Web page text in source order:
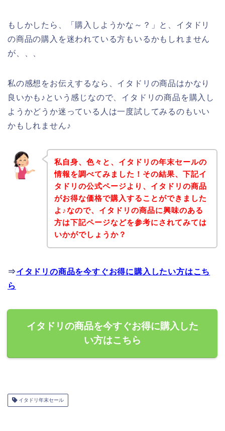
もしかしたら、「購入しようかな～？」と、イタドリ
の商品の購入を迷われている方もいるかもしれません
が、、、
私の感想をお伝えするなら、イタドリの商品はかなり
良いかも♪という感じなので、イタドリの商品を購入し
ようかどうか迷っている人は一度試してみるのもいい
かもしれません♪
私自身、色々と、イタドリの年末セールの
情報を調べてみました！その結果、下記イ
タドリの公式ページより、イタドリの商品
がお得な価格で購入することができました
よ♪なので、イタドリの商品に興味のある
方は下記ページなどを参考にされてみては
いかがでしょうか？
⇒イタドリの商品を今すぐお得に購入したい方はこち
ら
イタドリの商品を今すぐお得に購入した
い方はこちら
イタドリ年末セール